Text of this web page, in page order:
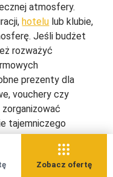
atmosfery.
hotelu lub klubie,
Jeśli budżet
rozważyć
prezenty dla
vouchery czy
tajemniczego
budżet na prezenty,
Zobacz ofertę